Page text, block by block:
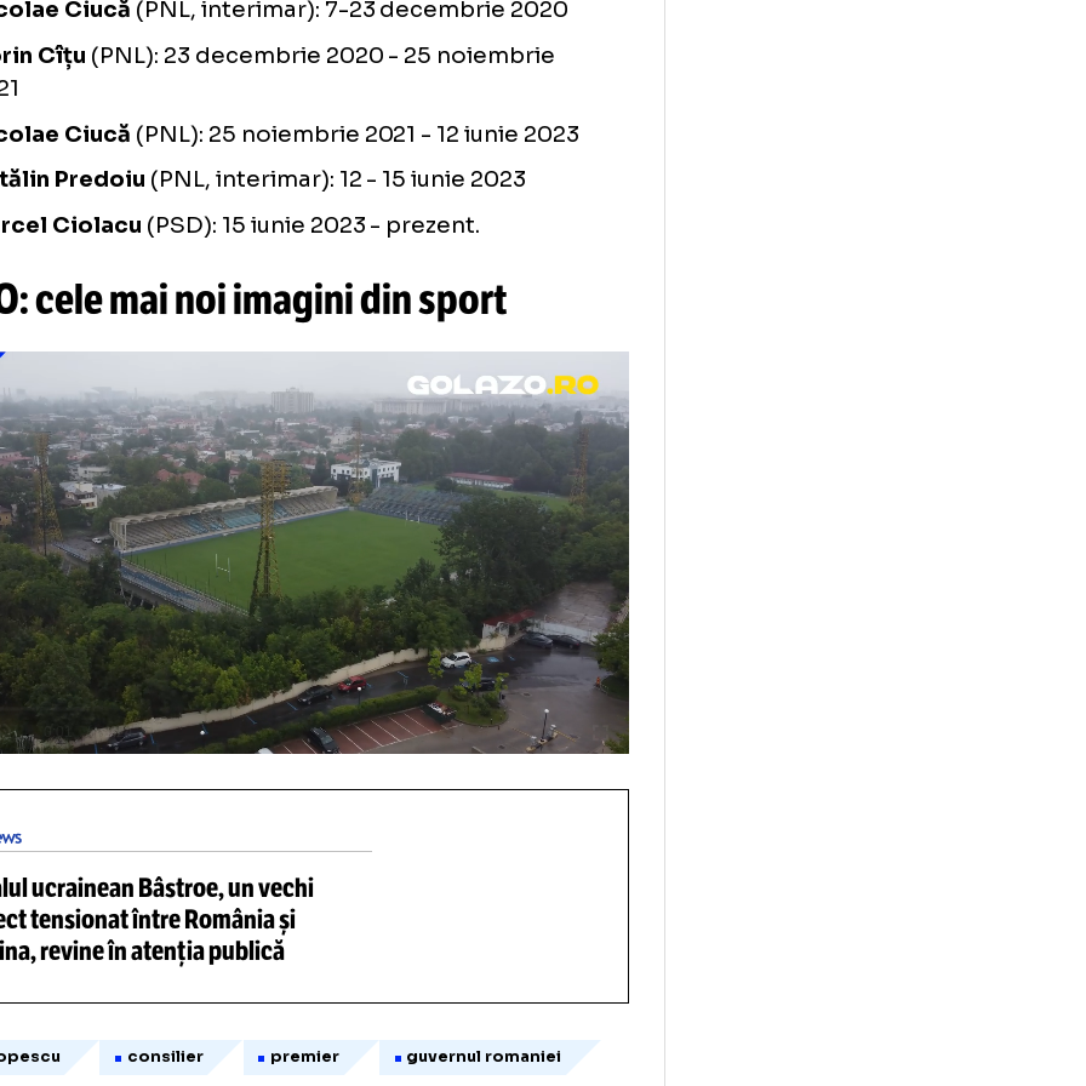
de sport:
Mihai Fifor(PSD, interimar): 16 - 29 ianuarie 2018
Viorica Dăncilă(PSD): 29 ianuarie 2018 - 4 noiembrie
2019
Ludovic Orban
(PNL): 4 noiembrie 2019 - 14 martie 2020
(PNL, interimar): 7-23 decembrie 2020
Florin Cîțu
(PNL): 23 decembrie 2020 - 25 noiembrie
2021
Nicolae Ciucă(PNL): 25 noiembrie 2021 - 12 iunie 2023
Cătălin Predoiu(PNL, interimar): 12 - 15 iunie 2023
Marcel Ciolacu (PSD): 15 iunie 2023 - prezent.
cele mai noi imagini din sport